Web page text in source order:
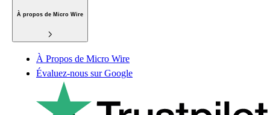
À propos de Micro Wire
À Propos de Micro Wire
Évaluez-nous sur Google